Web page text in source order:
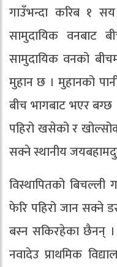
गाउँभन्दा करिब १
सामुदायिक वनबाट
सामुदायिक वनको
मुहान छ । मुहानको
बीच भागबाट भएर बग्छ
पहिरो खसेको र
सक्ने स्थानीय
विस्थापितको बिचल्ली
फेरि पहिरो जान सक्ने
बस्न सकिरहेका छैनन् ।
नवादेउ प्राथमिक